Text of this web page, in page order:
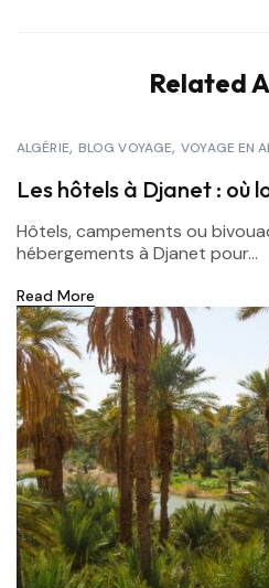
Related
ALGÉRIE BLOG VOYAGE VOYAGE EN
Les hôtels à Djanet : où
Hôtels, campements ou
hébergements à Djanet pour...
Read More